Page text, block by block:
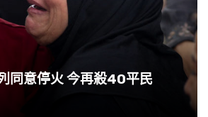
同意停火 今再殺40平民